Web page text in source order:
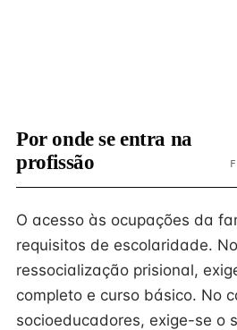
Por onde se entra na
profissão
O acesso às ocupações da
requisitos de escolaridade.
ressocialização prisional,
completo e curso básico. No
socioeducadores, exige-se o